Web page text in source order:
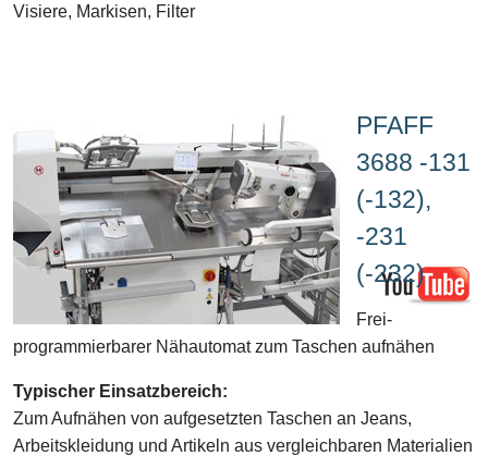
Visiere, Markisen, Filter
PFAFF
3688 -131
(-132),
-231
(-232)
Frei-
programmierbarer Nähautomat zum Taschen aufnähen
Typischer Einsatzbereich:
Zum Aufnähen von aufgesetzten Taschen an Jeans,
Arbeitskleidung und Artikeln aus vergleichbaren Materialien